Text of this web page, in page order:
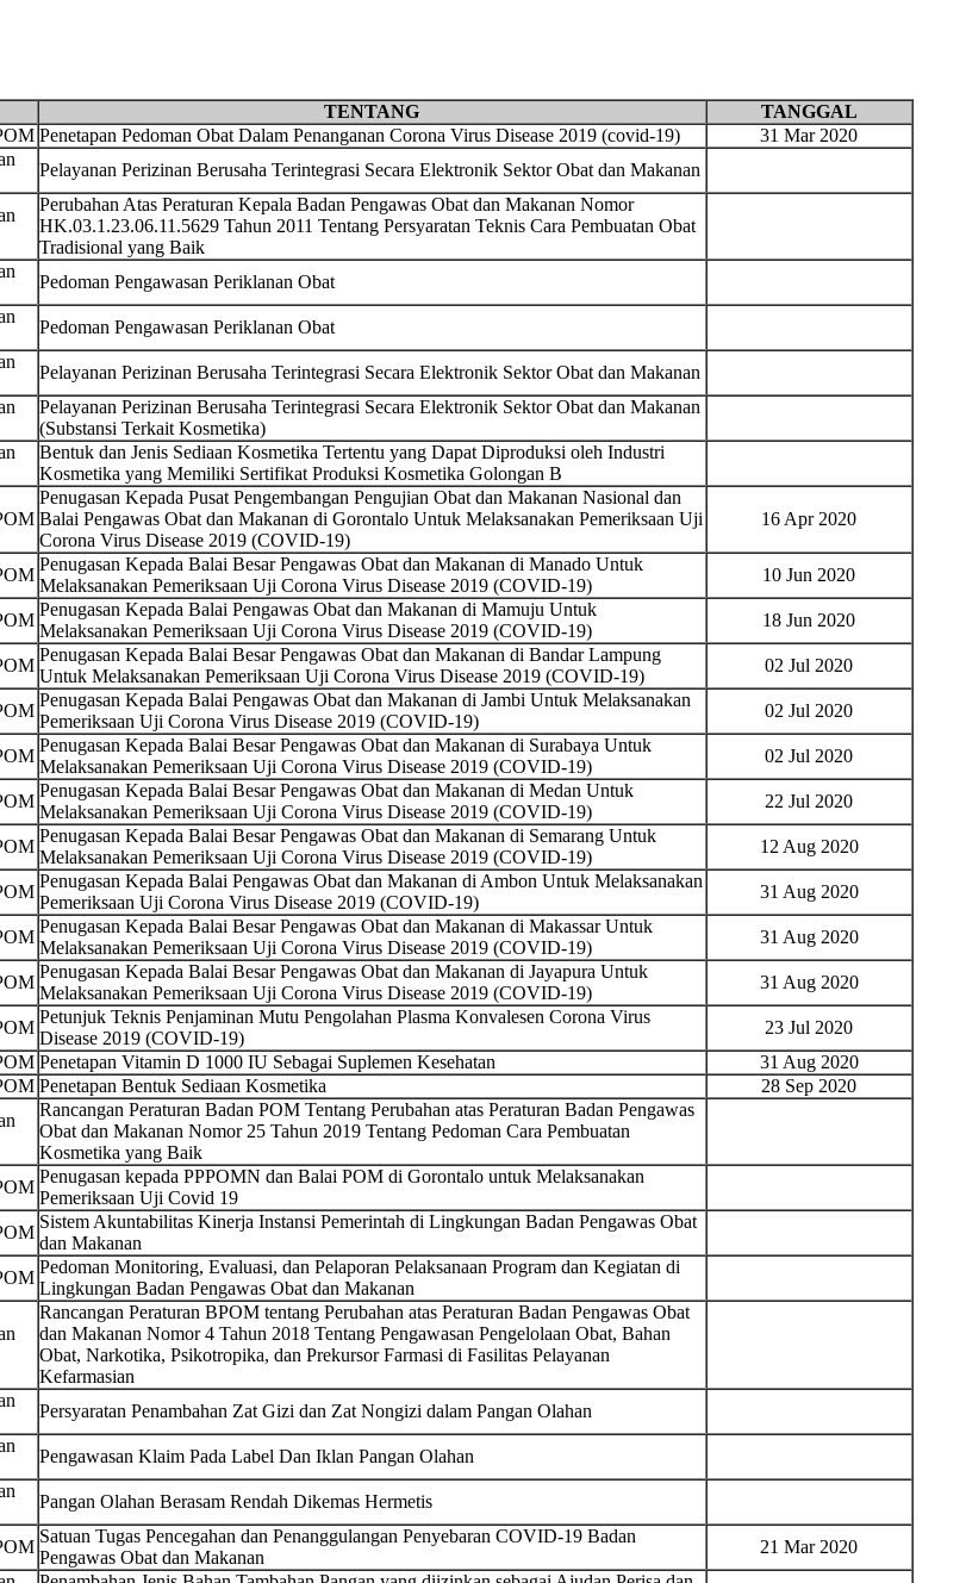
TENTANG
TANGGAL
Penetapan Pedoman Obat Dalam Penanganan Corona Virus Disease 2019 (covid-19)
31 Mar 2020
Pelayanan Perizinan Berusaha Terintegrasi Secara Elektronik Sektor Obat dan Makanan
Perubahan Atas Peraturan Kepala Badan Pengawas Obat dan Makanan Nomor
HK.03.1.23.06.11.5629 Tahun 2011 Tentang Persyaratan Teknis Cara Pembuatan Obat
Tradisional yang Baik
Pedoman Pengawasan Periklanan Obat
Pedoman Pengawasan Periklanan Obat
Pelayanan Perizinan Berusaha Terintegrasi Secara Elektronik Sektor Obat dan Makanan
Pelayanan Perizinan Berusaha Terintegrasi Secara Elektronik Sektor Obat dan Makanan
(Substansi Terkait Kosmetika)
Bentuk dan Jenis Sediaan Kosmetika Tertentu yang Dapat Diproduksi oleh Industri
Kosmetika yang Memiliki Sertifikat Produksi Kosmetika Golongan B
Penugasan Kepada Pusat Pengembangan Pengujian Obat dan Makanan Nasional dan
Balai Pengawas Obat dan Makanan di Gorontalo Untuk Melaksanakan Pemeriksaan Uji
Corona Virus Disease 2019 (COVID-19)
16 Apr 2020
Penugasan Kepada Balai Besar Pengawas Obat dan Makanan di Manado Untuk
Melaksanakan Pemeriksaan Uji Corona Virus Disease 2019 (COVID-19)
10 Jun 2020
Penugasan Kepada Balai Pengawas Obat dan Makanan di Mamuju Untuk
Melaksanakan Pemeriksaan Uji Corona Virus Disease 2019 (COVID-19)
18 Jun 2020
Penugasan Kepada Balai Besar Pengawas Obat dan Makanan di Bandar Lampung
Untuk Melaksanakan Pemeriksaan Uji Corona Virus Disease 2019 (COVID-19)
02 Jul 2020
Penugasan Kepada Balai Pengawas Obat dan Makanan di Jambi Untuk Melaksanakan
Pemeriksaan Uji Corona Virus Disease 2019 (COVID-19)
02 Jul 2020
Penugasan Kepada Balai Besar Pengawas Obat dan Makanan di Surabaya Untuk
Melaksanakan Pemeriksaan Uji Corona Virus Disease 2019 (COVID-19)
02 Jul 2020
Penugasan Kepada Balai Besar Pengawas Obat dan Makanan di Medan Untuk
Melaksanakan Pemeriksaan Uji Corona Virus Disease 2019 (COVID-19)
22 Jul 2020
Penugasan Kepada Balai Besar Pengawas Obat dan Makanan di Semarang Untuk
Melaksanakan Pemeriksaan Uji Corona Virus Disease 2019 (COVID-19)
12 Aug 2020
Penugasan Kepada Balai Pengawas Obat dan Makanan di Ambon Untuk Melaksanakan
Pemeriksaan Uji Corona Virus Disease 2019 (COVID-19)
31 Aug 2020
Penugasan Kepada Balai Besar Pengawas Obat dan Makanan di Makassar Untuk
Melaksanakan Pemeriksaan Uji Corona Virus Disease 2019 (COVID-19)
31 Aug 2020
Penugasan Kepada Balai Besar Pengawas Obat dan Makanan di Jayapura Untuk
Melaksanakan Pemeriksaan Uji Corona Virus Disease 2019 (COVID-19)
31 Aug 2020
Petunjuk Teknis Penjaminan Mutu Pengolahan Plasma Konvalesen Corona Virus
Disease 2019 (COVID-19)
23 Jul 2020
Penetapan Vitamin D 1000 IU Sebagai Suplemen Kesehatan
31 Aug 2020
Penetapan Bentuk Sediaan Kosmetika 28 Sep 2020
Rancangan Peraturan Badan POM Tentang Perubahan atas Peraturan Badan Pengawas
Obat dan Makanan Nomor 25 Tahun 2019 Tentang Pedoman Cara Pembuatan
Kosmetika yang Baik
Penugasan kepada PPPOMN dan Balai POM di Gorontalo untuk Melaksanakan
Pemeriksaan Uji Covid 19
Sistem Akuntabilitas Kinerja Instansi Pemerintah di Lingkungan Badan Pengawas Obat
dan Makanan
Pedoman Monitoring, Evaluasi, dan Pelaporan Pelaksanaan Program dan Kegiatan di
Lingkungan Badan Pengawas Obat dan Makanan
Rancangan Peraturan BPOM tentang Perubahan atas Peraturan Badan Pengawas Obat
dan Makanan Nomor 4 Tahun 2018 Tentang Pengawasan Pengelolaan Obat, Bahan
Obat, Narkotika, Psikotropika, dan Prekursor Farmasi di Fasilitas Pelayanan
Kefarmasian
Persyaratan Penambahan Zat Gizi dan Zat Nongizi dalam Pangan Olahan
Pengawasan Klaim Pada Label Dan Iklan Pangan Olahan
Pangan Olahan Berasam Rendah Dikemas Hermetis
Satuan Tugas Pencegahan dan Penanggulangan Penyebaran COVID-19 Badan
Pengawas Obat dan Makanan
21 Mar 2020